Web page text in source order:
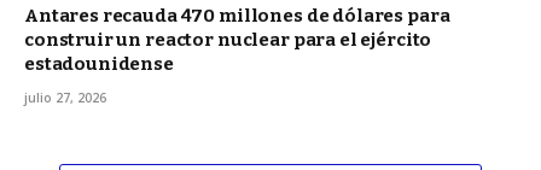
Antares recauda 470 millones de dólares para
construir un reactor nuclear para el ejército
estadounidense
julio 27, 2026